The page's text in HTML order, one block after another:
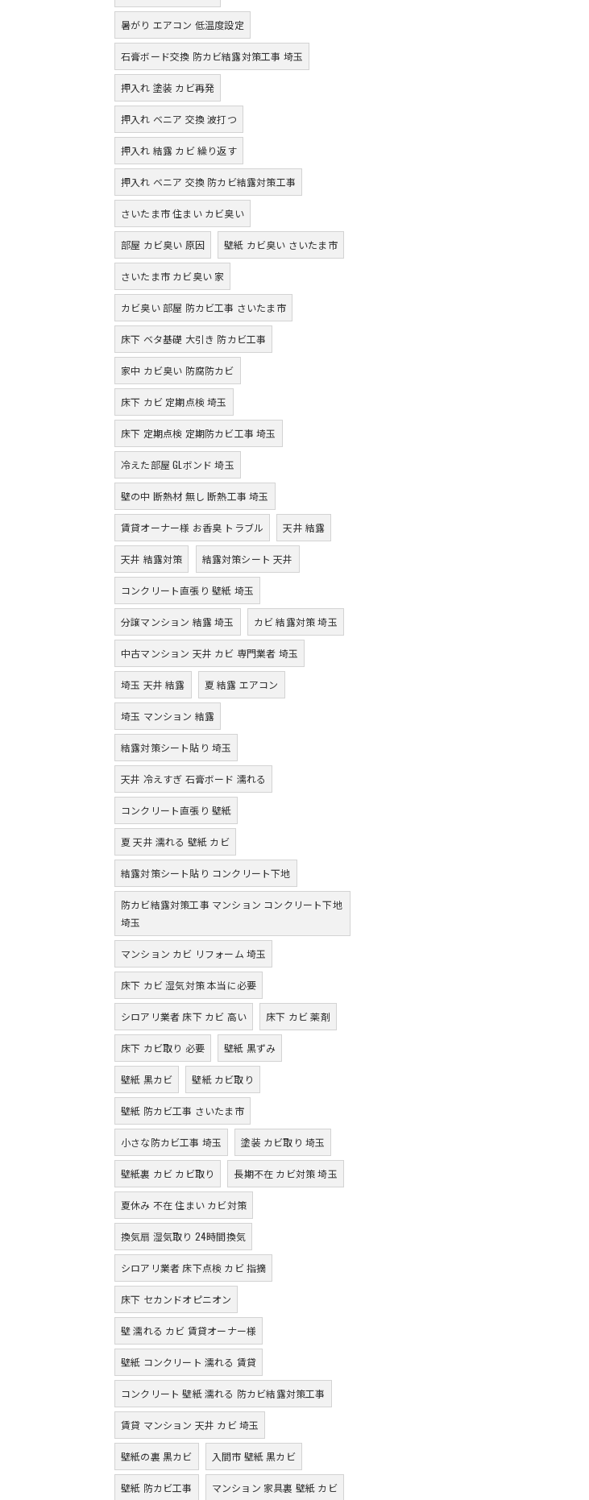
暑がり エアコン 低温度設定
石膏ボード交換 防カビ結露対策工事 埼玉
押入れ 塗装 カビ再発
押入れ ベニア 交換 波打つ
押入れ 結露 カビ 繰り返す
押入れ ベニア 交換 防カビ結露対策工事
さいたま市 住まい カビ臭い
部屋 カビ臭い 原因 壁紙 カビ臭い さいたま市
さいたま市 カビ臭い 家
カビ臭い 部屋 防カビ工事 さいたま市
床下 ベタ基礎 大引き 防カビ工事
家中 カビ臭い 防腐防カビ
床下 カビ 定期点検 埼玉
床下 定期点検 定期防カビ工事 埼玉
冷えた部屋 GLボンド 埼玉
壁の中 断熱材 無し 断熱工事 埼玉
賃貸オーナー様 お香臭 トラブル 天井 結露
天井 結露対策 結露対策シート 天井
コンクリート直張り 壁紙 埼玉
分譲マンション 結露 埼玉 カビ 結露対策 埼玉
中古マンション 天井 カビ 専門業者 埼玉
埼玉 天井 結露 夏 結露 エアコン
埼玉 マンション 結露
結露対策シート貼り 埼玉
天井 冷えすぎ 石膏ボード 濡れる
コンクリート直張り 壁紙
夏 天井 濡れる 壁紙 カビ
結露対策シート貼り コンクリート下地
防カビ結露対策工事 マンション コンクリート下地
埼玉
マンション カビ リフォーム 埼玉
床下 カビ 湿気対策 本当に必要
シロアリ業者 床下 カビ 高い 床下 カビ 薬剤
床下 カビ取り 必要 壁紙 黒ずみ
壁紙 黒カビ 壁紙 カビ取り
壁紙 防カビ工事 さいたま市
小さな防カビ工事 埼玉 塗装 カビ取り 埼玉
壁紙裏 カビ カビ取り 長期不在 カビ対策 埼玉
夏休み 不在 住まい カビ対策
換気扇 湿気取り 24時間換気
シロアリ業者 床下点検 カビ 指摘
床下 セカンドオピニオン
壁 濡れる カビ 賃貸オーナー様
壁紙 コンクリート 濡れる 賃貸
コンクリート 壁紙 濡れる 防カビ結露対策工事
賃貸 マンション 天井 カビ 埼玉
壁紙の裏 黒カビ 入間市 壁紙 黒カビ
壁紙 防カビ工事 マンション 家具裏 壁紙 カビ